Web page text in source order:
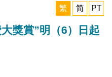
繁
简 PT
獎賞”明（6）日起